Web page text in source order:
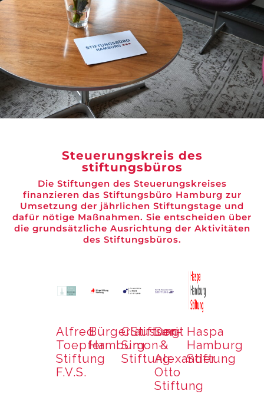
Steuerungskreis des
stiftungsbüros
Die Stiftungen des Steuerungskreises
finanzieren das Stiftungsbüro Hamburg zur
Umsetzung der jährlichen Stiftungstage und
dafür nötige Maßnahmen. Sie entscheiden über
die grundsätzliche Ausrichtung der Aktivitäten
des Stiftungsbüros.
Alfred
Toepfer
Stiftung
F.V.S.
BürgerStiftung
Hamburg
Claussen-
Simon-
Stiftung
Dorit
&
Alexander
Otto
Stiftung
Haspa
Hamburg
Stiftung